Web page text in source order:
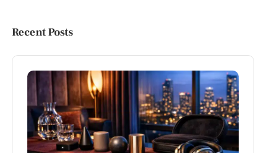
Recent Posts